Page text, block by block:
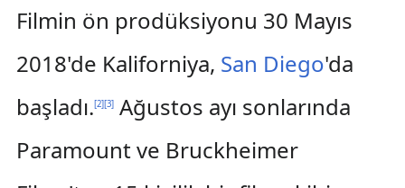
Filmin ön prodüksiyonu 30 Mayıs
2018'de Kaliforniya, San Diego'da
başladı.[2][3]Ağustos ayı sonlarında
Paramount ve Bruckheimer